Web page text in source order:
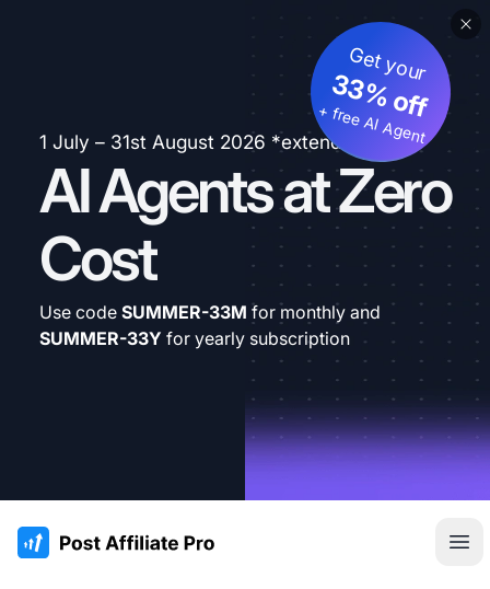
1 July – 31st August 2026 *extended
AI Agents at Zero
Cost
Get your
33% off
+ free AI Agent
Use code SUMMER-33M for monthly and
SUMMER-33Y for yearly subscription
:site.title